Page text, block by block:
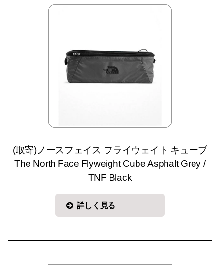
(取寄)ノースフェイス フライウェイト キューブ
The North Face Flyweight Cube Asphalt Grey /
TNF Black
詳しく見る